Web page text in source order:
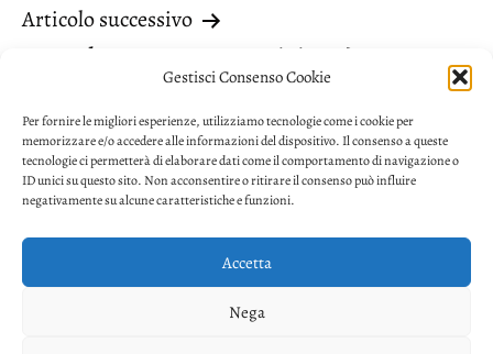
Gestisci Consenso Cookie
Per fornire le migliori esperienze, utilizziamo tecnologie come i cookie per
memorizzare e/o accedere alle informazioni del dispositivo. Il consenso a queste
tecnologie ci permetterà di elaborare dati come il comportamento di navigazione o
ID unici su questo sito. Non acconsentire o ritirare il consenso può influire
negativamente su alcune caratteristiche e funzioni.
Accetta
Nega
Articolo successivo
Complemento o proposizione?